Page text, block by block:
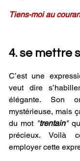
Tiens-moi au
4. se mettre
C’est une
veut dire
élégante. Son
mystérieuse, mais
du mot "trentain"
précieux. Voilà
employer cette